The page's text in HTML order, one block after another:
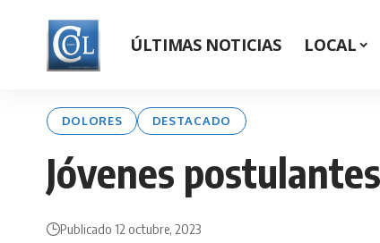
ÚLTIMAS NOTICIAS LOCAL
DOLORES DESTACADO
Jóvenes
Publicado 12 octubre, 2023